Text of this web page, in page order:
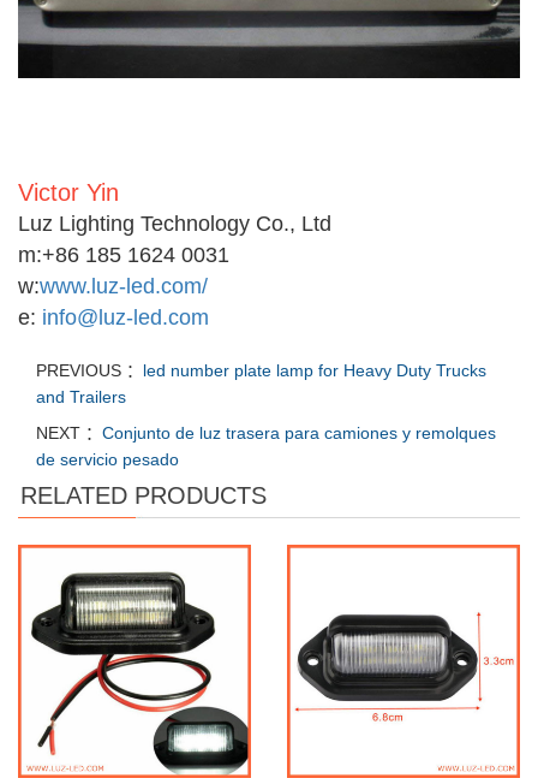
Victor Yin
Luz Lighting Technology Co., Ltd
m:+86 185 1624 0031
w:www.luz-led.com/
e: info@luz-led.com
PREVIOUS ： led number plate lamp for Heavy Duty Trucks
and Trailers
NEXT ： Conjunto de luz trasera para camiones y remolques
de servicio pesado
RELATED PRODUCTS